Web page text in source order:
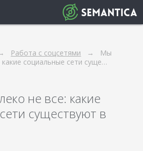
Работа с соцсетями
Мы
социальные сети суще…
не все: какие
существуют в